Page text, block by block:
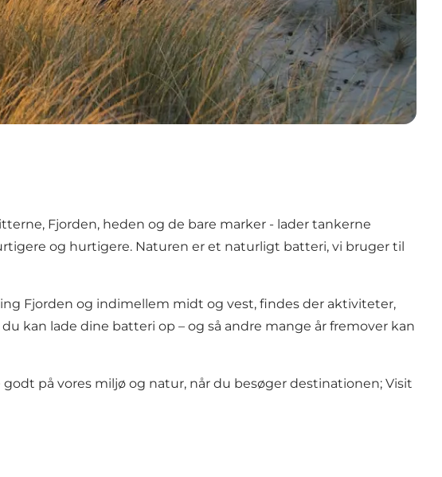
Fjorden, heden og de bare marker - lader tankerne
og hurtigere. Naturen er et naturligt batteri, vi bruger til
Fjorden og indimellem midt og vest, findes der aktiviteter,
kan lade dine batteri op – og så andre mange år fremover kan
på vores miljø og natur, når du besøger destinationen; Visit